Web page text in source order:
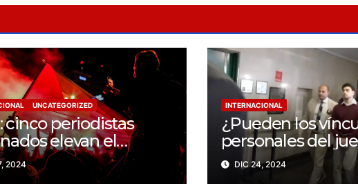
UNCATEGORIZED
cinco periodistas
elevan el
a 200 trabajadores
muertos en
2024
INTERNACIONAL
¿Pueden los
personales del
Mangione
caso del CEO de
DIC 24, 2024